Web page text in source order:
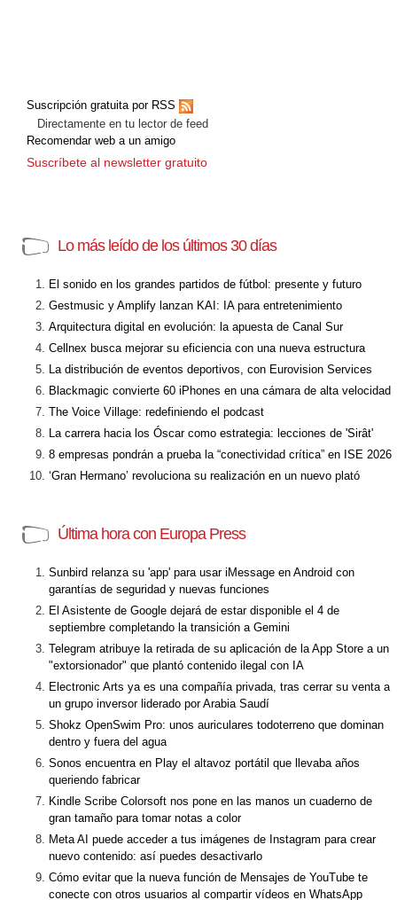
Suscripción gratuita por RSS
Directamente en tu lector de feed
Recomendar web a un amigo
Suscríbete al newsletter gratuito
Lo más leído de los últimos 30 días
El sonido en los grandes partidos de fútbol: presente y futuro
Gestmusic y Amplify lanzan KAI: IA para entretenimiento
Arquitectura digital en evolución: la apuesta de Canal Sur
Cellnex busca mejorar su eficiencia con una nueva estructura
La distribución de eventos deportivos, con Eurovision Services
Blackmagic convierte 60 iPhones en una cámara de alta velocidad
The Voice Village: redefiniendo el podcast
La carrera hacia los Óscar como estrategia: lecciones de 'Sirât'
8 empresas pondrán a prueba la “conectividad crítica” en ISE 2026
‘Gran Hermano’ revoluciona su realización en un nuevo plató
Última hora con Europa Press
Sunbird relanza su 'app' para usar iMessage en Android con
garantías de seguridad y nuevas funciones
El Asistente de Google dejará de estar disponible el 4 de
septiembre completando la transición a Gemini
Telegram atribuye la retirada de su aplicación de la App Store a un
"extorsionador" que plantó contenido ilegal con IA
Electronic Arts ya es una compañía privada, tras cerrar su venta a
un grupo inversor liderado por Arabia Saudí
Shokz OpenSwim Pro: unos auriculares todoterreno que dominan
dentro y fuera del agua
Sonos encuentra en Play el altavoz portátil que llevaba años
queriendo fabricar
Kindle Scribe Colorsoft nos pone en las manos un cuaderno de
gran tamaño para tomar notas a color
Meta AI puede acceder a tus imágenes de Instagram para crear
nuevo contenido: así puedes desactivarlo
Cómo evitar que la nueva función de Mensajes de YouTube te
conecte con otros usuarios al compartir vídeos en WhatsApp